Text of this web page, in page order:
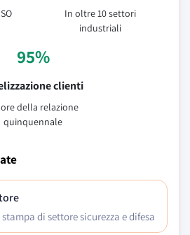
In oltre 10 settori
industriali
95%
clienti
della relazione
quinquennale
di settore sicurezza e difesa